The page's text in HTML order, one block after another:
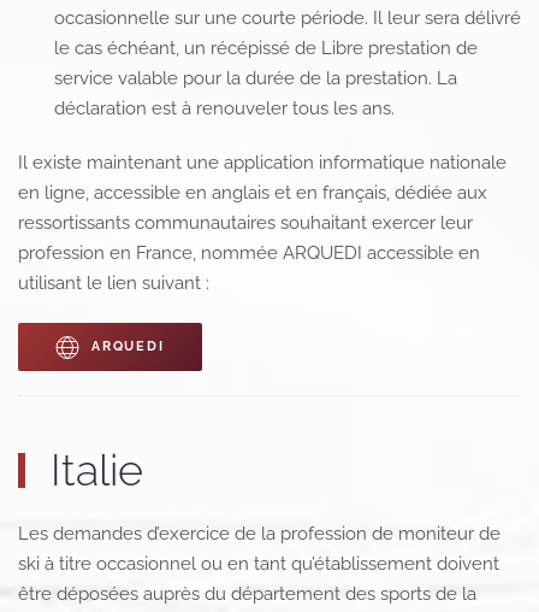
occasionnelle sur une courte période. Il leur sera délivré
le cas échéant, un récépissé de Libre prestation de
service valable pour la durée de la prestation. La
déclaration est à renouveler tous les ans.
Il existe maintenant une application informatique nationale
en ligne, accessible en anglais et en français, dédiée aux
ressortissants communautaires souhaitant exercer leur
profession en France, nommée ARQUEDI accessible en
utilisant le lien suivant :
ARQUEDI
Italie
Les demandes d’exercice de la profession de moniteur de
ski à titre occasionnel ou en tant qu’établissement doivent
être déposées auprès du département des sports de la